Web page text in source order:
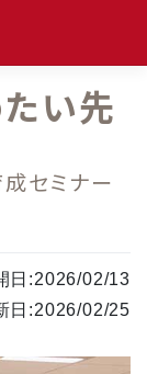
い先
セミナー
日:2026/02/13
日:2026/02/25